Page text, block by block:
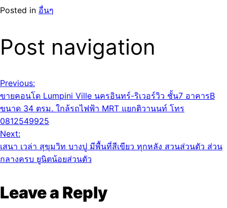
Posted in อื่นๆ
Post navigation
Previous:
ขายคอนโด Lumpini Ville นครอินทร์-ริเวอร์วิว ชั้น7 อาคารB
ขนาด 34 ตรม. ใกล้รถไฟฟ้า MRT แยกติวานนท์ โทร
0812549925
Next:
เสนา เวล่า สุขุมวิท บางปู มีพื้นที่สีเขียว ทุกหลัง สวนส่วนตัว ส่วน
กลางครบ ยูนิตน้อยส่วนตัว
Leave a Reply